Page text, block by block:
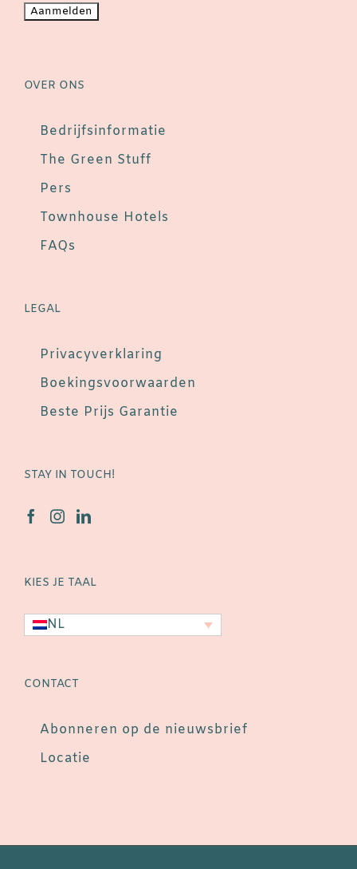
OVER ONS
Bedrijfsinformatie
The Green Stuff
Pers
Townhouse Hotels
FAQs
LEGAL
Privacyverklaring
Boekingsvoorwaarden
Beste Prijs Garantie
STAY IN TOUCH!
KIES JE TAAL
NL
CONTACT
Abonneren op de nieuwsbrief
Locatie